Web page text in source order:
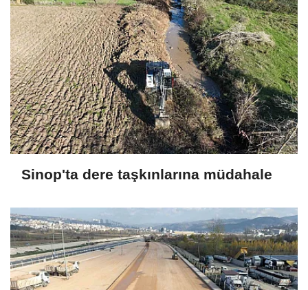
Sinop'ta dere taşkınlarına müdahale